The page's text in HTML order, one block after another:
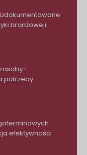
Udokumentowane
branżowe i
i
potrzeby
efektywności